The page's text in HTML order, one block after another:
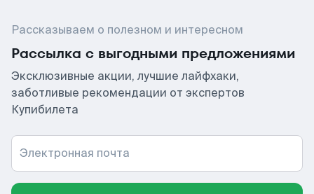
Рассказываем о полезном и интересном
Рассылка с выгодными предложениями
Эксклюзивные акции, лучшие лайфхаки,
заботливые рекомендации от экспертов
Купибилета
Электронная почта